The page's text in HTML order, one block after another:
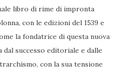
libro di rime di impronta
con le edizioni del 1539 e
la fondatrice di questa nuova
successo editoriale e dalle
con la sua tensione